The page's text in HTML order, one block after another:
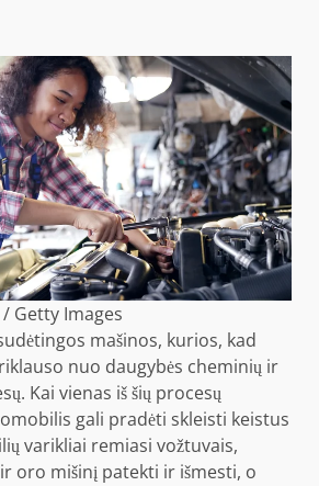
Getty Images
mašinos, kurios, kad
nuo daugybės cheminių ir
Kai vienas iš šių procesų
gali pradėti skleisti keistus
varikliai remiasi vožtuvais,
oro mišinį patekti ir išmesti, o